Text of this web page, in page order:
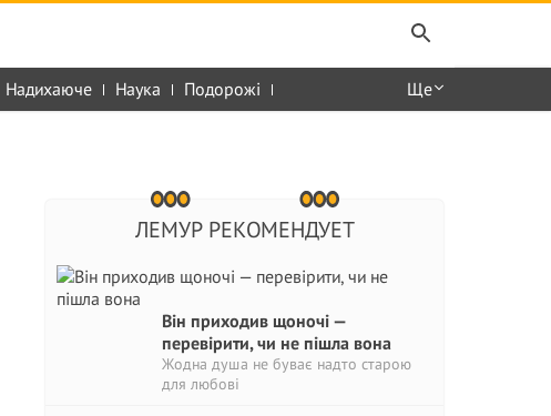
Надихаюче Наука Подорожі Ще
ЛЕМУР РЕКОМЕНДУЕТ
Він приходив щоночі —
перевірити, чи не пішла вона
Жодна душа не буває надто старою
для любові